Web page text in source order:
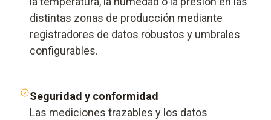
distintas zonas de producción mediante
registradores de datos robustos y umbrales
configurables.
Seguridad y conformidad
Las mediciones trazables y los datos